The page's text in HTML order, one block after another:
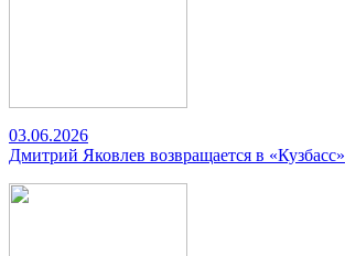
03.06.2026
Дмитрий Яковлев возвращается в «Кузбасс»